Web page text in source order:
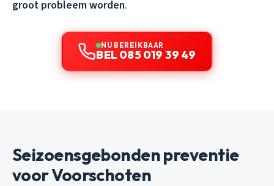
groot probleem worden.
NU BEREIKBAAR
BEL 085 019 39 49
Seizoensgebonden preventie
voor Voorschoten